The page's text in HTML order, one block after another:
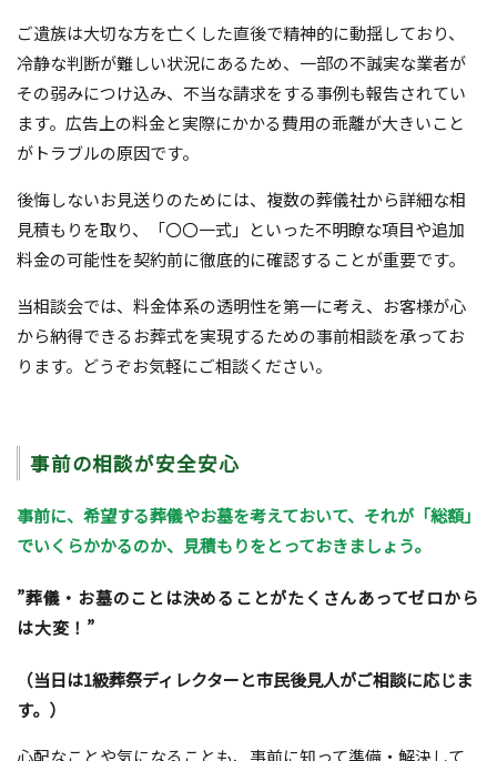
ご遺族は大切な方を亡くした直後で精神的に動揺しており、
冷静な判断が難しい状況にあるため、一部の不誠実な業者が
その弱みにつけ込み、不当な請求をする事例も報告されてい
ます。広告上の料金と実際にかかる費用の乖離が大きいこと
がトラブルの原因です。
後悔しないお見送りのためには、複数の葬儀社から詳細な相
見積もりを取り、「〇〇一式」といった不明瞭な項目や追加
料金の可能性を契約前に徹底的に確認することが重要です。
当相談会では、料金体系の透明性を第一に考え、お客様が心
から納得できるお葬式を実現するための事前相談を承ってお
ります。どうぞお気軽にご相談ください。
事前の相談が安全安心
事前に、希望する葬儀やお墓を考えておいて、それが「総額」
でいくらかかるのか、見積もりをとっておきましょう。
”葬儀・お墓のことは決めることがたくさんあってゼロから
は大変！”
（当日は1級葬祭ディレクターと市民後見人がご相談に応じま
す。）
心配なことや気になることも、事前に知って準備・解決して